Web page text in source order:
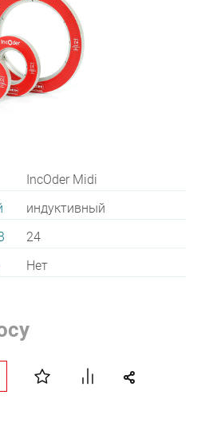
IncOder Midi
индуктивный
24
Нет